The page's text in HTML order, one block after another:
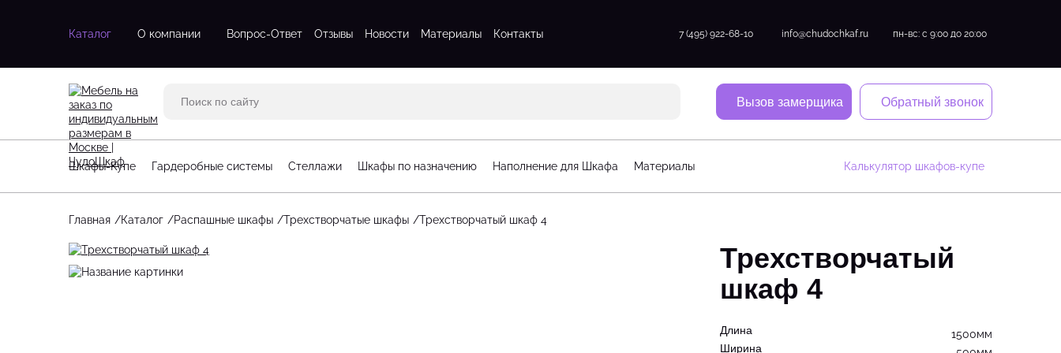
Каталог
Двухдверные шкафы
Трехдверные шкафы
Шкафы с зеркалом
С зеркалом шкафы
Трехстворчатые шкафы
Стенки для гостинной
Стеллажи для детской
Угловые стеллажи
О компании Вопрос-Ответ Отзывы Новости Материалы Контакты 7 (495) 922-68-10 info@chudochkaf.ru пн-вс: с 9:00 до 20:00
Вызов замерщика Обратный звонок
Шкафы-Купе Гардеробные системы Стеллажи Шкафы по назначению Наполнение для Шкафа Материалы Калькулятор шкафов-купе
Главная Каталог Распашные шкафы Трехстворчатые шкафы Трехстворчатый шкаф 4
Трехстворчатый
шкаф 4
Длина
1500мм
Ширина